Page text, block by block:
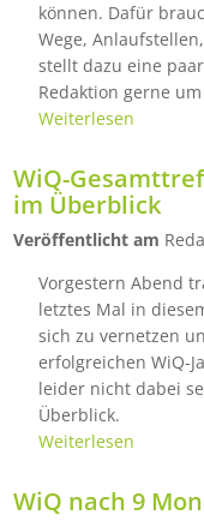
können. Dafür
Wege,
stellt dazu eine
Redaktion gerne
Weiterlesen
WiQ-
im Überblick
Veröffentlicht am
Vorgestern Abend
letztes Mal in
sich zu vernetzen
erfolgreichen WiQ-
leider nicht dabei
Überblick.
Weiterlesen
WiQ nach 9